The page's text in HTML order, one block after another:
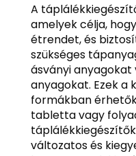
A
amelyek célja,
étrendet, és
szükséges
ásványi
anyagokat. Ezek a
formákban
tabletta vagy
változatos és